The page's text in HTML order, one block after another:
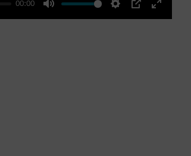
00:00
Mute Settings
PIP
Enter